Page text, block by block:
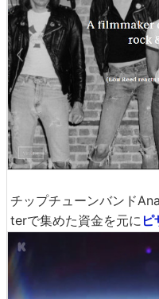
チップチューンバンド
terで集めた資金を元に ピ